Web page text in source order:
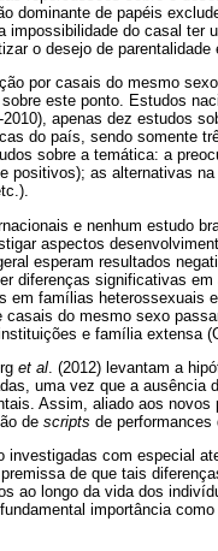
dominante de papéis
impossibilidade do casal ter
o desejo de
por casais do mesmo
este ponto. Estudos
apenas dez estudos
do país, sendo somente
sobre a temática: a
positivos); as alternativas
e nenhum estudo
aspectos
esperam resultados
diferenças significativas
em famílias heterossexuais
do mesmo sexo
e família extensa
et al . (2012) levantam a
uma vez que a ausência
Assim, aliado aos
de scripts de performances
com especial
de que tais
ao longo da vida dos
importância